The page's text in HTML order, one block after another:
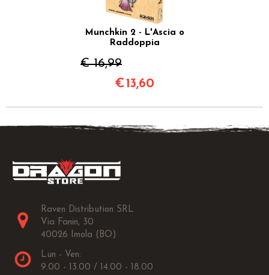
Munchkin 2 - L'Ascia o
Raddoppia
€ 16,99
€ 13,60
Raven Distribution SRL
Via Fanin, 30
40026 Imola (BO)
Lun - Ven:
9.00 - 13.00 / 14.00 - 18.00